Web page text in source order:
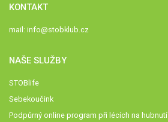
KONTAKT
mail: info@stobklub.cz
NAŠE SLUŽBY
STOBlife
Sebekoučink
Podpůrný online program při lécích na hubnutí